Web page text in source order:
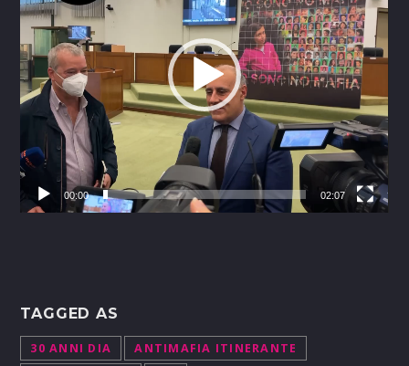
00:00 02:07
TAGGED AS
30 ANNI DIA
ANTIMAFIA ITINERANTE